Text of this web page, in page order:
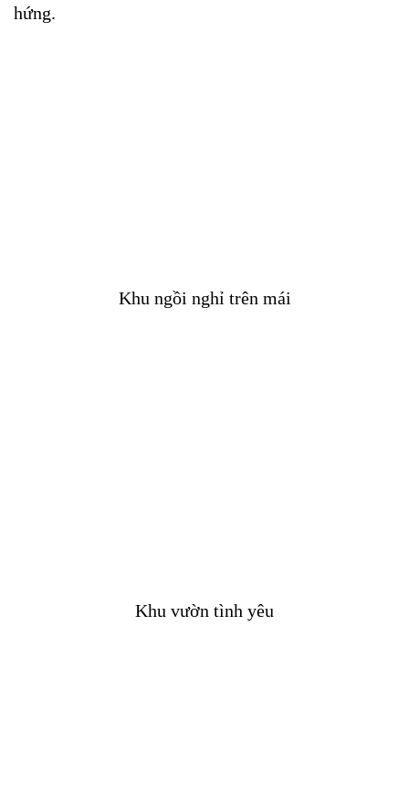
hứng.
Khu ngồi nghỉ trên mái
Khu vườn tình yêu